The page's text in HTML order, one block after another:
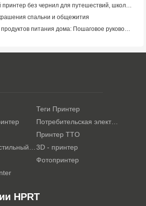
спальни и общежития
Теги Принтер
Принтер TTO
3D - принтер
Фотопринтер
HPRT